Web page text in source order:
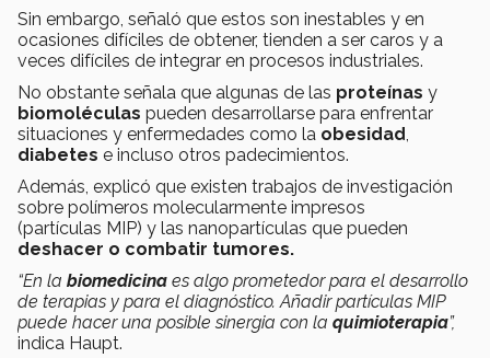
Sin embargo, señaló que estos son inestables y en
ocasiones difíciles de obtener, tienden a ser caros y a
veces difíciles de integrar en procesos industriales.
No obstante señala que algunas de las proteínas y
biomoléculas pueden desarrollarse para enfrentar
situaciones y enfermedades como la obesidad,
diabetes e incluso otros padecimientos.
Además, explicó que existen trabajos de investigación
sobre polímeros molecularmente impresos
(partículas MIP) y las nanopartículas que pueden
deshacer o combatir tumores.
“En la biomedicina es algo prometedor para el desarrollo
de terapias y para el diagnóstico. Añadir partículas MIP
puede hacer una posible sinergia con la quimioterapia”,
indica Haupt.